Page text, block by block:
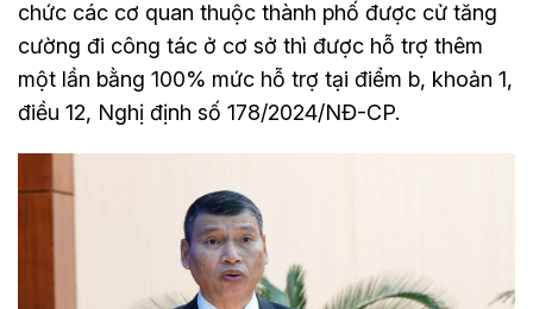
chức các cơ quan thuộc thành phố được cử tăng
cường đi công tác ở cơ sở thì được hỗ trợ thêm
một lần bằng 100% mức hỗ trợ tại điểm b, khoản 1,
điều 12, Nghị định số 178/2024/NĐ-CP.